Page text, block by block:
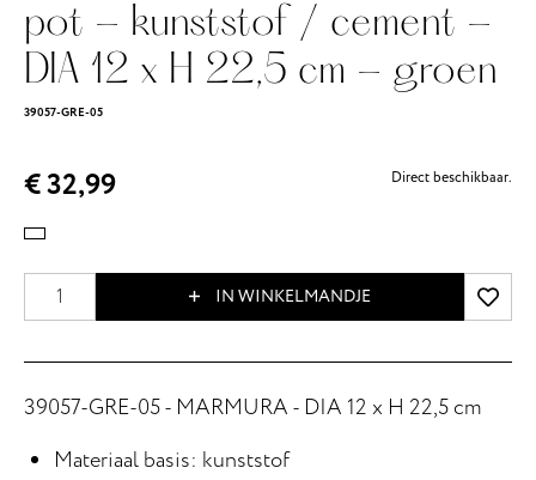
pot - kunststof / cement -
DIA 12 x H 22,5 cm - groen
39057-GRE-05
€ 32,99 Direct beschikbaar.
IN WINKELMANDJE
39057-GRE-05 - MARMURA - DIA 12 x H 22,5 cm
Materiaal basis: kunststof